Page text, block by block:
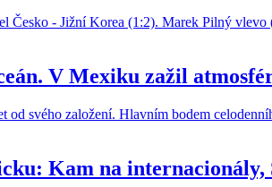
V Mexiku zažil
Kam na internacionály,